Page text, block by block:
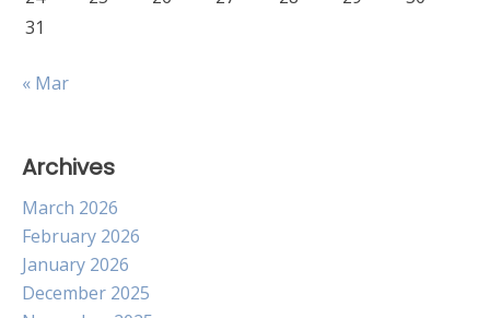
31
« Mar
Archives
March 2026
February 2026
January 2026
December 2025